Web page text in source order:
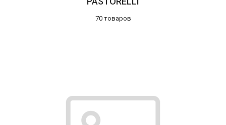
70 товаров